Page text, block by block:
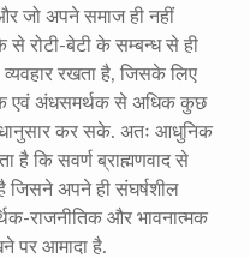
जो अपने समाज ही नहीं
से रोटी-बेटी के सम्बन्ध से ही
रखता है, जिसके लिए
एवं अंधसमर्थक से अधिक कुछ
कर सके. अतः आधुनिक
है कि सवर्ण ब्राह्मणवाद से
जिसने अपने ही संघर्षशील
राजनीतिक और भावनात्मक
पर आमादा है.